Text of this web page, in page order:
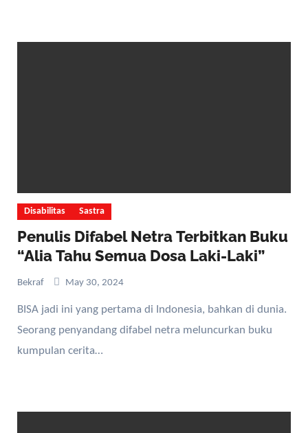
Disabilitas Sastra
Penulis Difabel Netra Terbitkan Buku
“Alia Tahu Semua Dosa Laki-Laki”
Bekraf May 30, 2024
BISA jadi ini yang pertama di Indonesia, bahkan di dunia.
Seorang penyandang difabel netra meluncurkan buku
kumpulan cerita…